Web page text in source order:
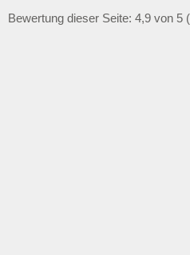
Bewertung dieser Seite: 4,9 von 5